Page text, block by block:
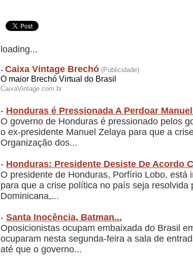
loading...
- Honduras é Pressionada A Perdoar
O governo de Honduras é pressionado pelos
o ex-presidente Manuel Zelaya para que a
Organização dos...
- Honduras: Presidente Desiste De Acordo
O presidente de Honduras, Porfírio Lobo,
para que a crise política no país seja
Dominicana,...
- Santa Inocência, Batman...
Oposicionistas ocupam embaixada do Brasil
ocuparam nesta segunda-feira a sala de
até que o governo...